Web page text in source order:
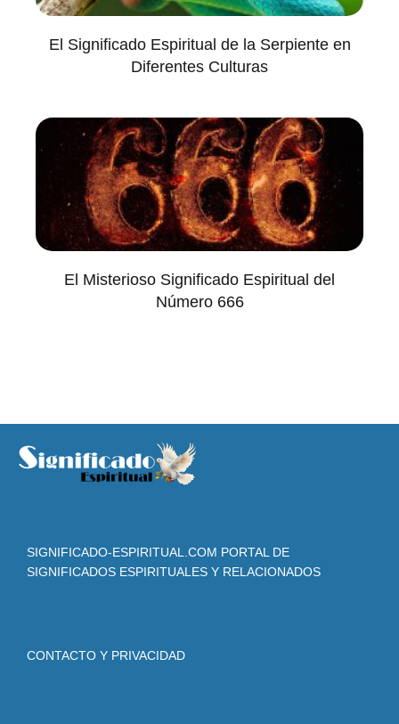
El Significado Espiritual de la Serpiente en
Diferentes Culturas
El Misterioso Significado Espiritual del
Número 666
SIGNIFICADO-ESPIRITUAL.COM PORTAL DE
SIGNIFICADOS ESPIRITUALES Y RELACIONADOS
CONTACTO Y PRIVACIDAD